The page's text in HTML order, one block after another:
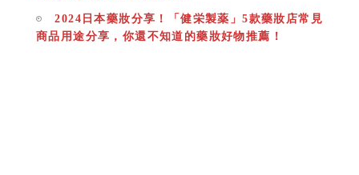
2024日本藥妝分享！「健栄製薬」5款藥妝店常見
商品用途分享，你還不知道的藥妝好物推薦！